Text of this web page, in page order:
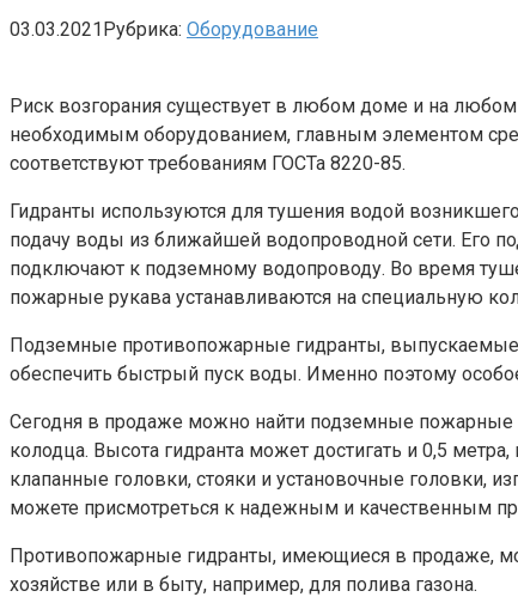
03.03.2021Рубрика: Оборудование
Риск возгорания существует в любом доме и на
необходимым оборудованием, главным элементом
соответствуют требованиям ГОСТа 8220-85.
Гидранты используются для тушения водой
подачу воды из ближайшей водопроводной сети. Его
подключают к подземному водопроводу. Во время
пожарные рукава устанавливаются на специальную
Подземные противопожарные гидранты, выпускаемые
обеспечить быстрый пуск воды. Именно поэтому
Сегодня в продаже можно найти подземные пожарные
колодца. Высота гидранта может достигать и 0,5
клапанные головки, стояки и установочные головки,
можете присмотреться к надежным и качественным
Противопожарные гидранты, имеющиеся в продаже,
хозяйстве или в быту, например, для полива газона.